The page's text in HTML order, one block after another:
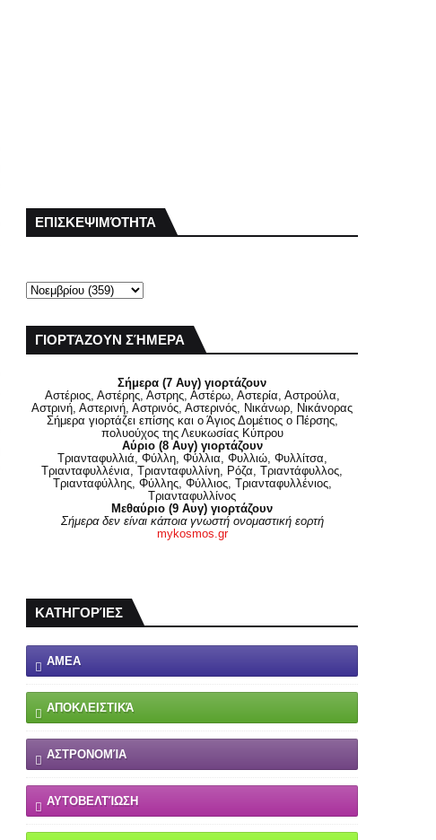
ΕΠΙΣΚΕΨΙΜΌΤΗΤΑ
ΓΙΟΡΤΆΖΟΥΝ ΣΉΜΕΡΑ
Σήμερα (7 Αυγ) γιορτάζουν
Αστέριος, Αστέρης, Αστρης, Αστέρω, Αστερία, Αστρούλα,
Αστρινή, Αστερινή, Αστρινός, Αστερινός, Νικάνωρ, Νικάνορας
Σήμερα γιορτάζει επίσης και ο Άγιος Δομέτιος ο Πέρσης,
πολυούχος της Λευκωσίας Κύπρου
Αύριο (8 Αυγ) γιορτάζουν
Τριανταφυλλιά, Φύλλη, Φύλλια, Φυλλιώ, Φυλλίτσα,
Τριανταφυλλένια, Τριανταφυλλίνη, Ρόζα, Τριαντάφυλλος,
Τριανταφύλλης, Φύλλης, Φύλλιος, Τριανταφυλλένιος,
Τριανταφυλλίνος
Μεθαύριο (9 Αυγ) γιορτάζουν
Σήμερα δεν είναι κάποια γνωστή ονομαστική εορτή
mykosmos.gr
ΚΑΤΗΓΟΡΊΕΣ
ΑΜΕΑ
ΑΠΟΚΛΕΙΣΤΙΚΆ
ΑΣΤΡΟΝΟΜΊΑ
ΑΥΤΟΒΕΛΤΊΩΣΗ